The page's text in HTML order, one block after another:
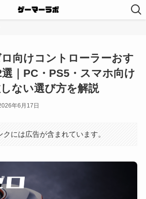
向けコントローラーおす
｜PC・PS5・スマホ向け
ない選び方を解説
年6月17日
クには広告が含まれています。